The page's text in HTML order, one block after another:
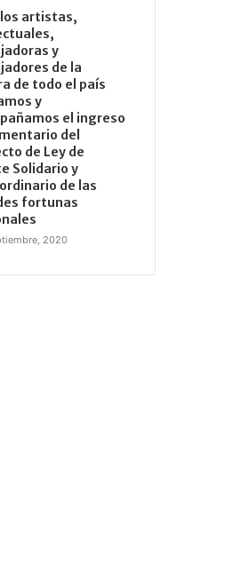
los artistas,
y
de la
de todo el país
y
el ingreso
del
de Ley de
Solidario y
de las
fortunas
2020